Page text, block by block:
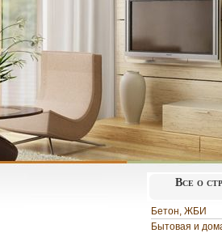
Все о
Бетон, ЖБИ
Бытовая и